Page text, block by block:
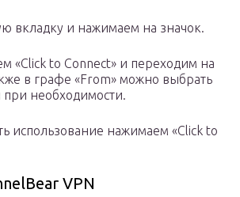
вкладку и нажимаем на значок.
«Click to Connect» и переходим на
в графе «From» можно выбрать
при необходимости.
использование нажимаем «Click to
VPN